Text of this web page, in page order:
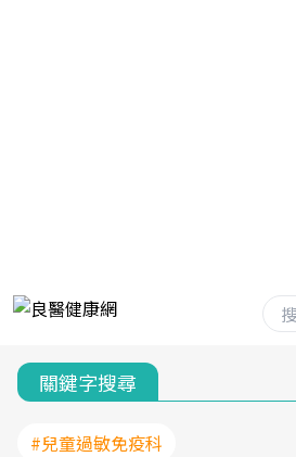
關鍵字搜尋
#兒童過敏免疫科